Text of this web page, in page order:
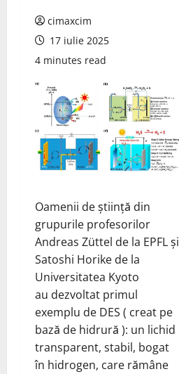
cimaxcim
17 iulie 2025
4 minutes read
Oamenii de știință din
grupurile profesorilor
Andreas Züttel de la EPFL și
Satoshi Horike de la
Universitatea Kyoto
au dezvoltat primul
exemplu de DES ( creat pe
bază de hidrură ): un lichid
transparent, stabil, bogat
în hidrogen, care rămâne